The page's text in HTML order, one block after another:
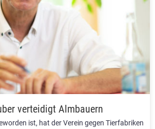
verteidigt Almbauern
ist, hat der Verein gegen Tierfabriken